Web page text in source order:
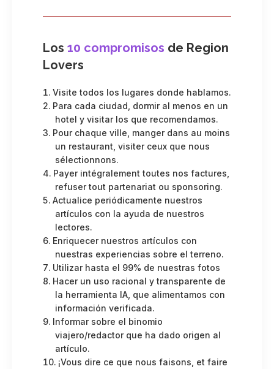
Los 10 compromisos de Region
Lovers
Visite todos los lugares donde hablamos.
Para cada ciudad, dormir al menos en un
hotel y visitar los que recomendamos.
Pour chaque ville, manger dans au moins
un restaurant, visiter ceux que nous
sélectionnons.
Payer intégralement toutes nos factures,
refuser tout partenariat ou sponsoring.
Actualice periódicamente nuestros
artículos con la ayuda de nuestros
lectores.
Enriquecer nuestros artículos con
nuestras experiencias sobre el terreno.
Utilizar hasta el 99% de nuestras fotos
Hacer un uso racional y transparente de
la herramienta IA, que alimentamos con
información verificada.
Informar sobre el binomio
viajero/redactor que ha dado origen al
artículo.
¡Vous dire ce que nous faisons, et faire